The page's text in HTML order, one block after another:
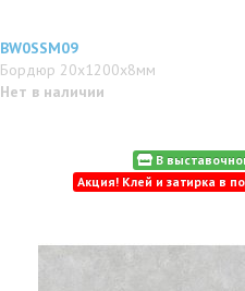
BW0SSM09
Бордюр 20x1200x8мм
Нет в наличии
В
Акция! Клей и затирка в